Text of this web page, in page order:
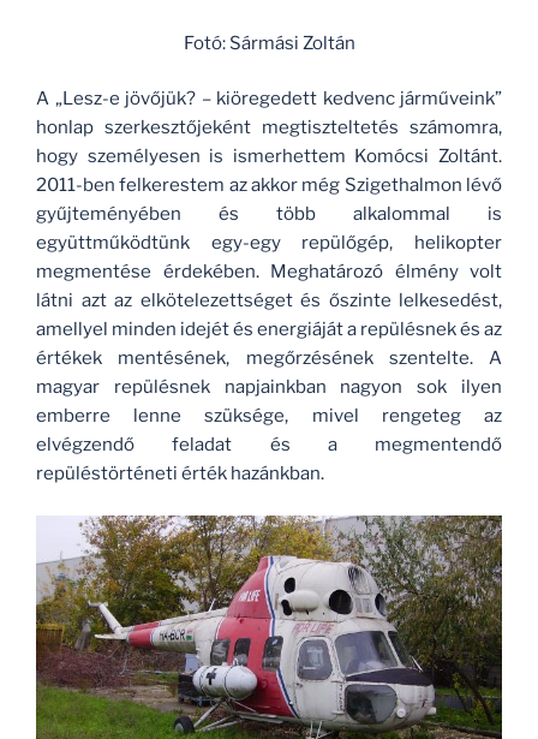
Fotó: Sármási Zoltán
A „Lesz-e jövőjük? – kiöregedett kedvenc járműveink”
honlap szerkesztőjeként megtiszteltetés számomra,
hogy személyesen is ismerhettem Komócsi Zoltánt.
2011-ben felkerestem az akkor még Szigethalmon lévő
gyűjteményében és több alkalommal is
együttműködtünk egy-egy repülőgép, helikopter
megmentése érdekében. Meghatározó élmény volt
látni azt az elkötelezettséget és őszinte lelkesedést,
amellyel minden idejét és energiáját a repülésnek és az
értékek mentésének, megőrzésének szentelte. A
magyar repülésnek napjainkban nagyon sok ilyen
emberre lenne szüksége, mivel rengeteg az
elvégzendő feladat és a megmentendő
repüléstörténeti érték hazánkban.